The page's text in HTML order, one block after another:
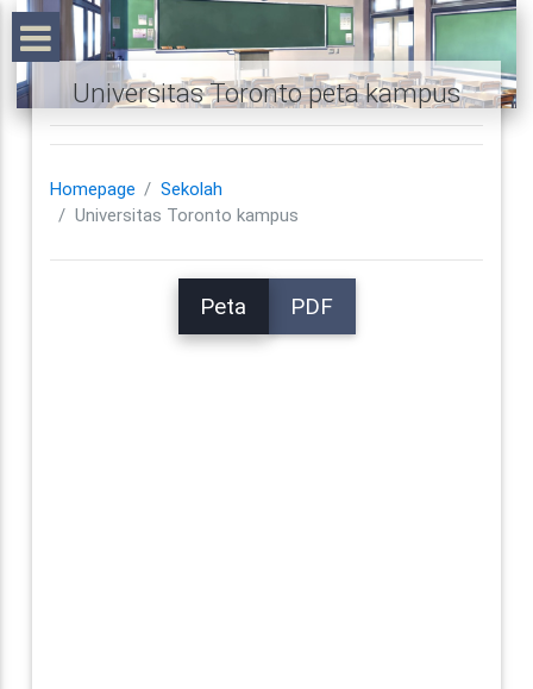
Universitas Toronto peta kampus
Homepage
Sekolah
Universitas Toronto kampus
Peta PDF